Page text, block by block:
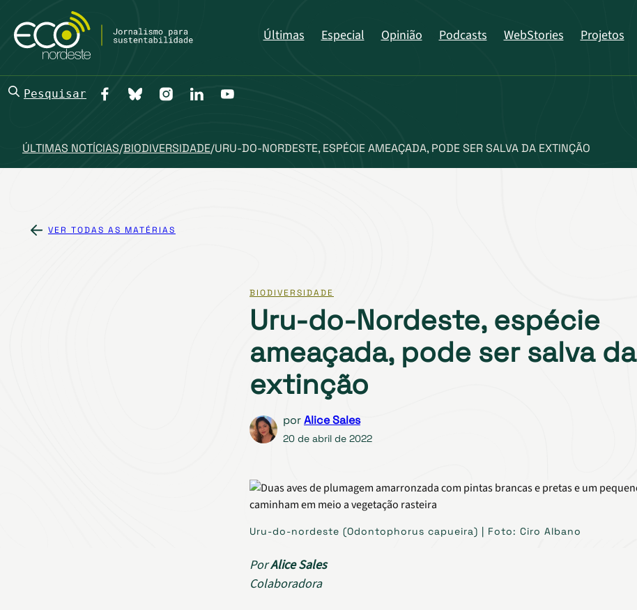
Últimas Especial Opinião Podcasts WebStories Projetos
Pesquisar
ÚLTIMAS NOTÍCIAS/BIODIVERSIDADE/URU-DO-NORDESTE, ESPÉCIE AMEAÇADA, PODE SER SALVA DA EXTINÇÃO
VER TODAS AS MATÉRIAS
BIODIVERSIDADE
Uru-do-Nordeste, espécie
ameaçada, pode ser salva da
extinção
porAlice Sales
20 de abril de 2022
Uru-do-nordeste (Odontophorus capueira) | Foto: Ciro Albano
PorAlice Sales
Colaboradora